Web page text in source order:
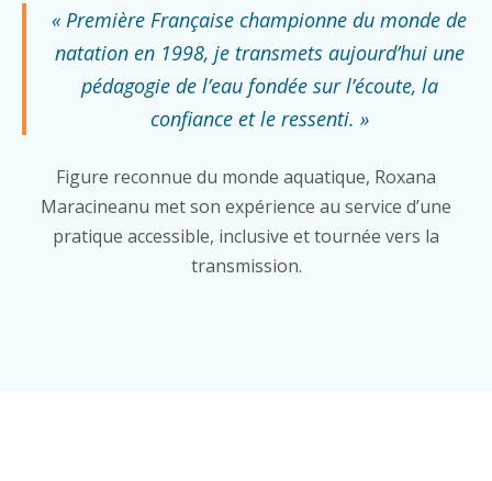
« Première Française championne du monde de
natation en 1998, je transmets aujourd’hui une
pédagogie de l’eau fondée sur l’écoute, la
confiance et le ressenti. »
Figure reconnue du monde aquatique, Roxana
Maracineanu met son expérience au service d’une
pratique accessible, inclusive et tournée vers la
transmission.